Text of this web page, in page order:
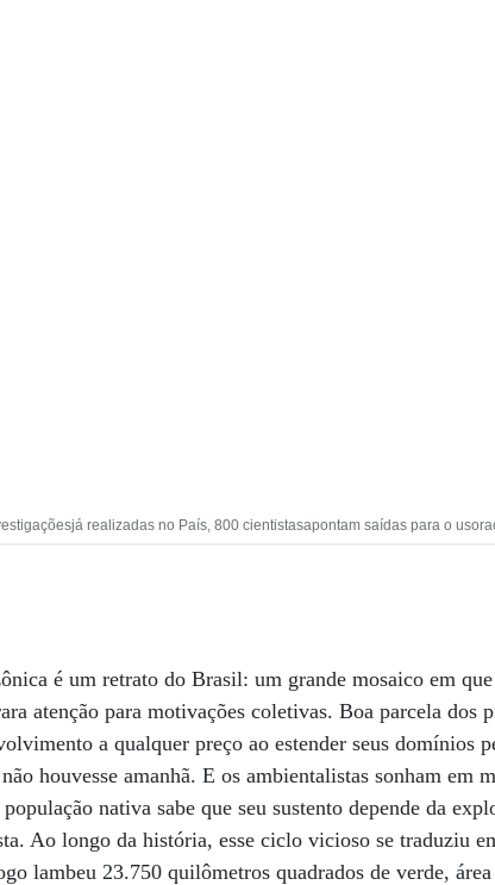
realizadas no País, 800 cientistasapontam saídas para o
é um retrato do Brasil: um grande mosaico em
atenção para motivações coletivas. Boa parcela dos
a qualquer preço ao estender seus domínios
houvesse amanhã. E os ambientalistas sonham em
nativa sabe que seu sustento depende da
Ao longo da história, esse ciclo vicioso se traduziu
lambeu 23.750 quilômetros quadrados de verde,